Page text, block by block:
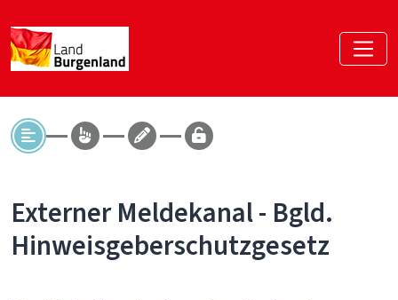
Externer Meldekanal - Bgld.
Hinweisgeberschutzgesetz